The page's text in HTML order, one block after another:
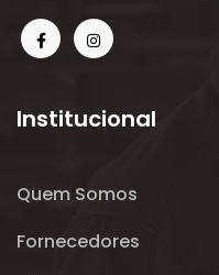
Institucional
Quem Somos
Fornecedores